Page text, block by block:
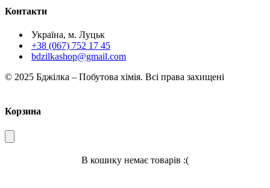
Контакти
Україна, м. Луцьк
+38 (067) 752 17 45
bdzilkashop@gmail.com
© 2025 Бджілка – Побутова хімія. Всі права захищені
Корзина
В кошику немає товарів :(